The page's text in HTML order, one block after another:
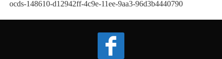
ocds-148610-d12942ff-4c9e-11ee-9aa3-96d3b4440790